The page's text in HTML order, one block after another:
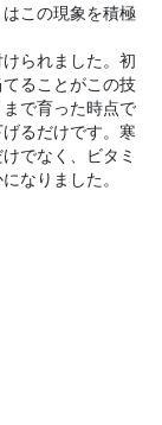
この現象を積極
られました。初
ることがこの技
で育った時点で
るだけです。寒
でなく、ビタミ
なりました。